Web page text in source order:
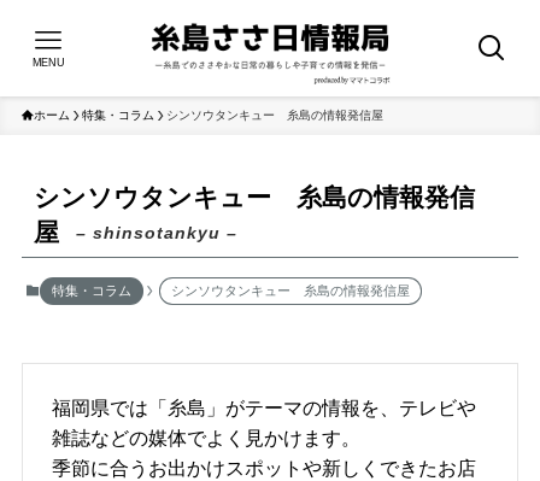
MENU
ホーム 特集・コラム シンソウタンキュー 糸島の情報発信屋
シンソウタンキュー 糸島の情報発信
屋
– shinsotankyu –
特集・コラム シンソウタンキュー 糸島の情報発信屋
福岡県では「糸島」がテーマの情報を、テレビや
雑誌などの媒体でよく見かけます。
季節に合うお出かけスポットや新しくできたお店